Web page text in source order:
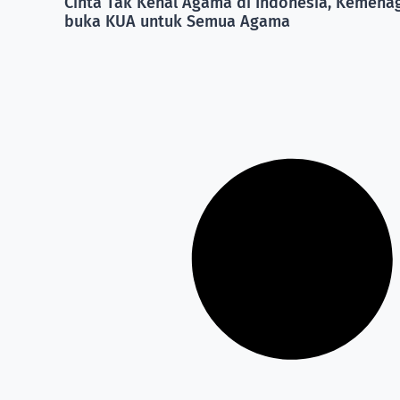
buka KUA untuk Semua Agama